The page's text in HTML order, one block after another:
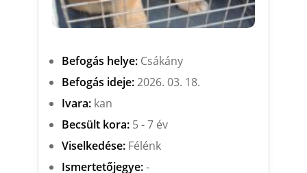
Befogás helye:Csákány
Befogás ideje:2026. 03. 18.
Ivara:kan
Becsült kora:5 - 7 év
Viselkedése:Félénk
Ismertetőjegye:-